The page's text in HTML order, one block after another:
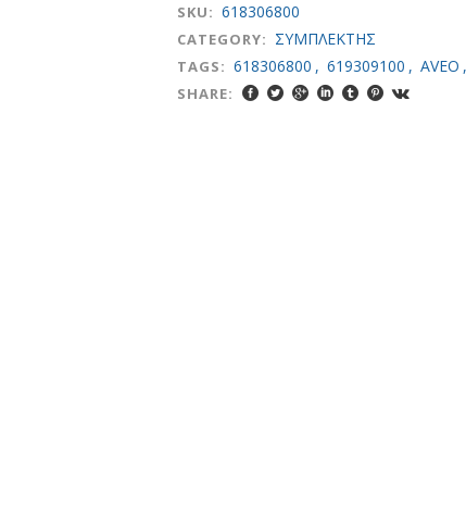
SKU: 618306800
CATEGORY: ΣYMΠΛEKTHΣ
TAGS: 618306800 , 619309100 , AVEO ,
SHARE: